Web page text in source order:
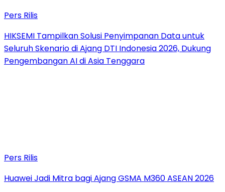
Pers Rilis
HIKSEMI Tampilkan Solusi Penyimpanan Data untuk
Seluruh Skenario di Ajang DTI Indonesia 2026, Dukung
Pengembangan AI di Asia Tenggara
Pers Rilis
Huawei Jadi Mitra bagi Ajang GSMA M360 ASEAN 2026